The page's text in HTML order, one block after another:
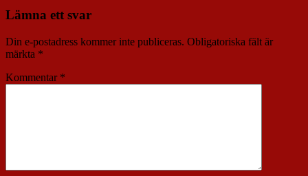
Lämna ett svar
Din e-postadress kommer inte publiceras. Obligatoriska fält är
märkta *
Kommentar *